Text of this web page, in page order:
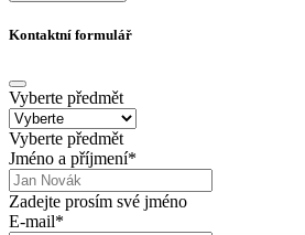
Kontaktní formulář
Vyberte předmět
Vyberte předmět
Jméno a příjmení*
Zadejte prosím své jméno
E-mail*